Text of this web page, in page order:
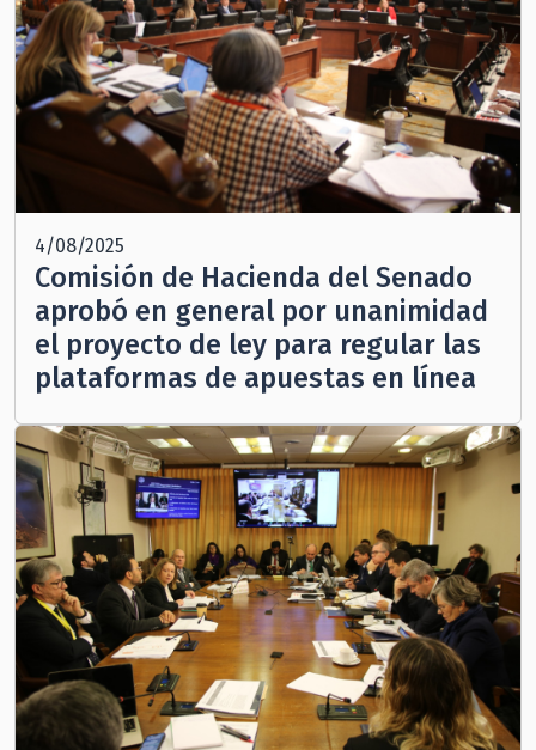
4/08/2025
Comisión de Hacienda del Senado
aprobó en general por unanimidad
el proyecto de ley para regular las
plataformas de apuestas en línea